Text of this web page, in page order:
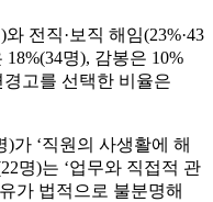
전직·보직 해임(23%·43
명), 감봉은 10%
고를 선택한 비율은
가 ‘직원의 사생활에 해
명)는 ‘업무와 직접적 관
가 법적으로 불분명해